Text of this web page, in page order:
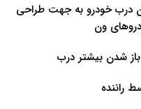
درب خودرو به جهت طراحی
ون